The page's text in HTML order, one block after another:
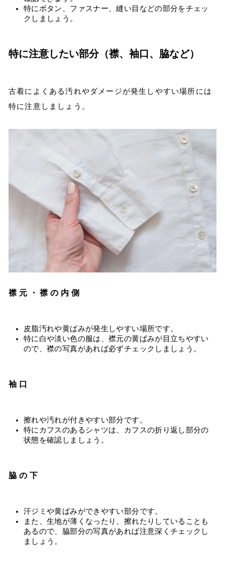
特にボタン、ファスナー、縫い目などの部分をチェッ
クしましょう。
特に注意したい部分（襟、袖口、脇など）
古着によくある汚れやダメージが発生しやすい場所には
特に注意しましょう。
襟元・襟の内側
皮脂汚れや黄ばみが発生しやすい場所です。
特に白や淡い色の服は、襟元の黄ばみが目立ちやすい
ので、襟の写真があれば必ずチェックしましょう。
袖口
擦れや汚れが付きやすい部分です。
特にカフスのあるシャツは、カフスの折り返し部分の
状態を確認しましょう。
脇の下
汗ジミや黄ばみができやすい部分です。
また、生地が薄くなったり、擦れたりしていることも
あるので、脇部分の写真があれば注意深くチェックし
ましょう。